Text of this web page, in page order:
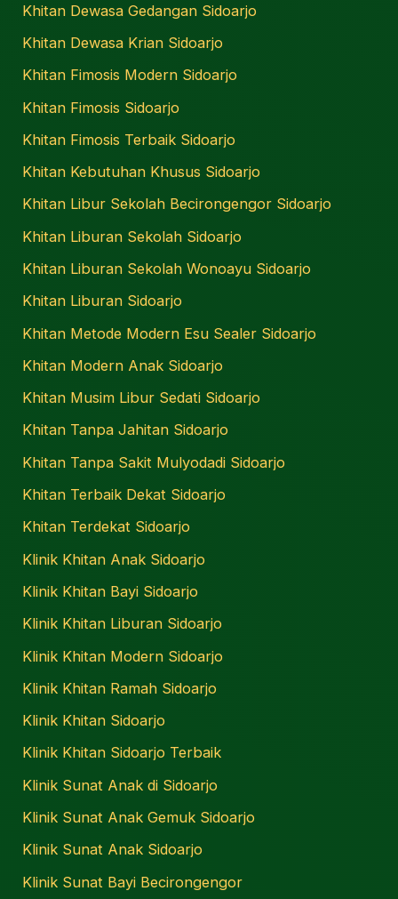
Khitan Dewasa Gedangan Sidoarjo
Khitan Dewasa Krian Sidoarjo
Khitan Fimosis Modern Sidoarjo
Khitan Fimosis Sidoarjo
Khitan Fimosis Terbaik Sidoarjo
Khitan Kebutuhan Khusus Sidoarjo
Khitan Libur Sekolah Becirongengor Sidoarjo
Khitan Liburan Sekolah Sidoarjo
Khitan Liburan Sekolah Wonoayu Sidoarjo
Khitan Liburan Sidoarjo
Khitan Metode Modern Esu Sealer Sidoarjo
Khitan Modern Anak Sidoarjo
Khitan Musim Libur Sedati Sidoarjo
Khitan Tanpa Jahitan Sidoarjo
Khitan Tanpa Sakit Mulyodadi Sidoarjo
Khitan Terbaik Dekat Sidoarjo
Khitan Terdekat Sidoarjo
Klinik Khitan Anak Sidoarjo
Klinik Khitan Bayi Sidoarjo
Klinik Khitan Liburan Sidoarjo
Klinik Khitan Modern Sidoarjo
Klinik Khitan Ramah Sidoarjo
Klinik Khitan Sidoarjo
Klinik Khitan Sidoarjo Terbaik
Klinik Sunat Anak di Sidoarjo
Klinik Sunat Anak Gemuk Sidoarjo
Klinik Sunat Anak Sidoarjo
Klinik Sunat Bayi Becirongengor